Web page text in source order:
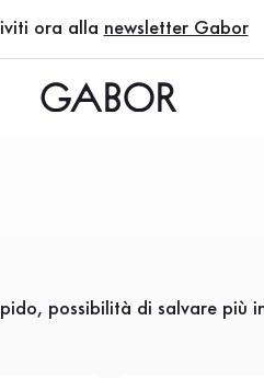
ora alla newsletter Gabor
possibilità di salvare